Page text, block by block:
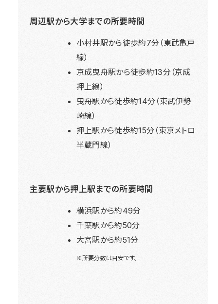
周辺駅から大学までの所要時間
小村井駅から徒歩約7分（東武亀戸
線）
京成曳舟駅から徒歩約13分（京成
押上線）
曳舟駅から徒歩約14分（東武伊勢
崎線）
押上駅から徒歩約15分（東京メトロ
半蔵門線）
主要駅から押上駅までの所要時間
横浜駅から約49分
千葉駅から約50分
大宮駅から約51分
※所要分数は目安です。